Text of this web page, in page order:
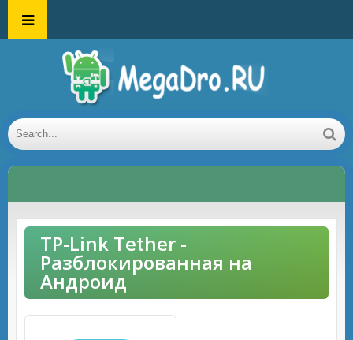
TP-Link Tether -
Разблокированная на
Андроид